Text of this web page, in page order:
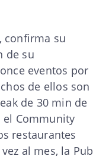
confirma su
de su
eventos por
de ellos son
de 30 min de
el Community
restaurantes
al mes, la Pub